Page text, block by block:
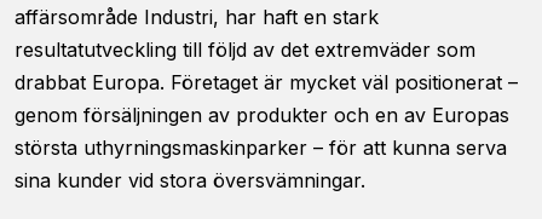
affärsområde Industri, har haft en stark
resultatutveckling till följd av det extremväder som
drabbat Europa. Företaget är mycket väl positionerat –
genom försäljningen av produkter och en av Europas
största uthyrningsmaskinparker – för att kunna serva
sina kunder vid stora översvämningar.